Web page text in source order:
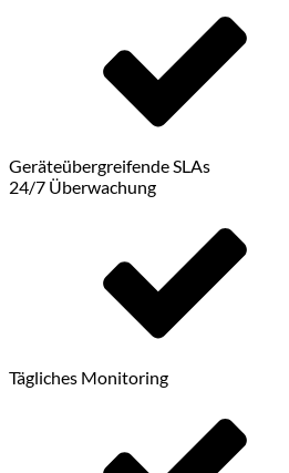
Geräteübergreifende SLAs
24/7 Überwachung
Tägliches Monitoring